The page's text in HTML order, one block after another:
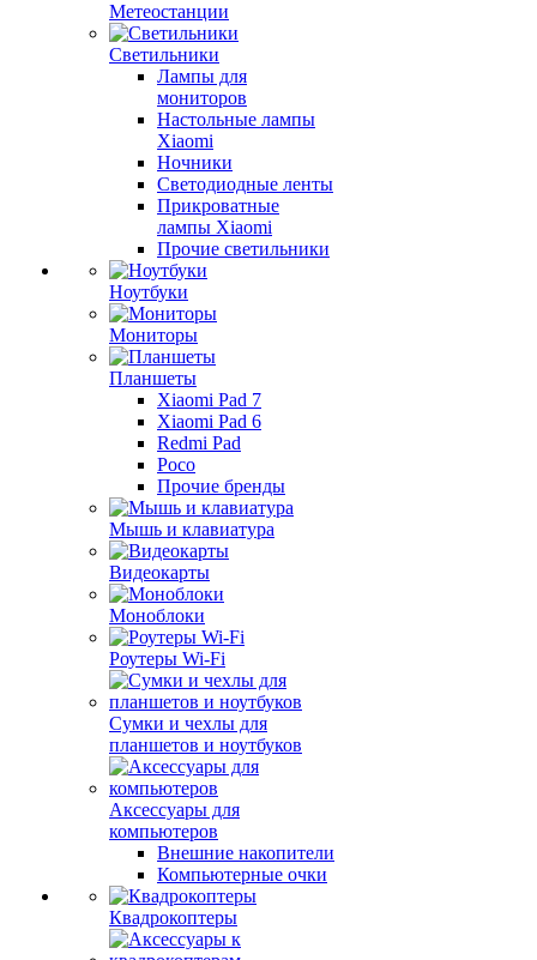
Метеостанции
Светильники
Лампы для
мониторов
Настольные лампы
Xiaomi
Ночники
Светодиодные ленты
Прикроватные
лампы Xiaomi
Прочие светильники
Ноутбуки
Мониторы
Планшеты
Xiaomi Pad 7
Xiaomi Pad 6
Redmi Pad
Poco
Прочие бренды
Мышь и клавиатура
Видеокарты
Моноблоки
Роутеры Wi-Fi
Сумки и чехлы для
планшетов и ноутбуков
Аксессуары для
компьютеров
Внешние накопители
Компьютерные очки
Квадрокоптеры